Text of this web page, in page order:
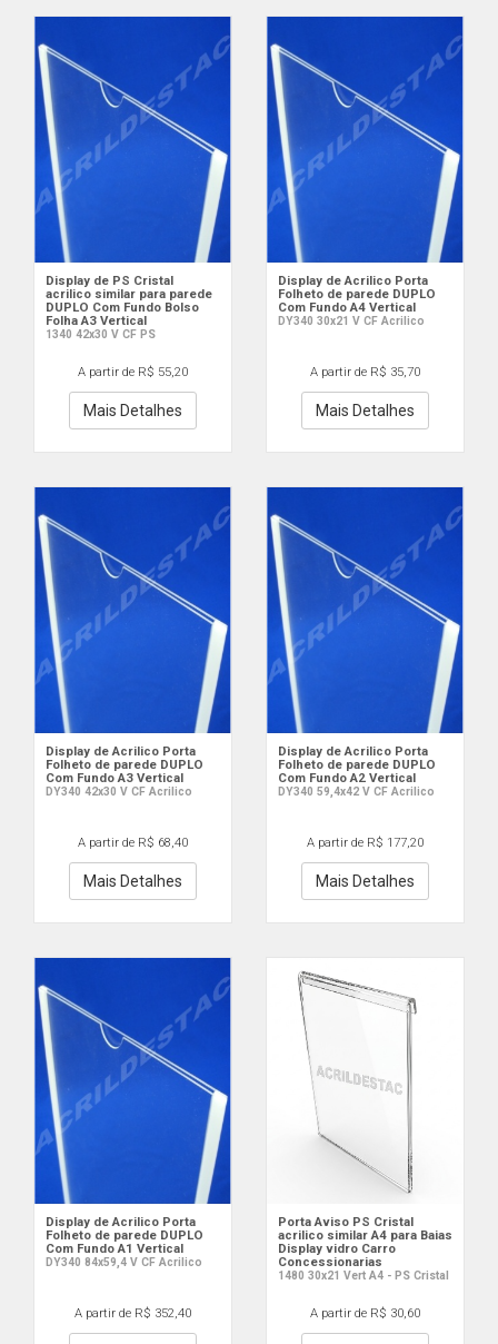
Display de PS Cristal
acrilico similar para parede
DUPLO Com Fundo Bolso
Folha A3 Vertical
1340 42x30 V CF PS
A partir de R$ 55,20
Mais Detalhes
Display de Acrilico Porta
Folheto de parede DUPLO
Com Fundo A4 Vertical
DY340 30x21 V CF Acrilico
A partir de R$ 35,70
Mais Detalhes
Display de Acrilico Porta
Folheto de parede DUPLO
Com Fundo A3 Vertical
DY340 42x30 V CF Acrilico
A partir de R$ 68,40
Mais Detalhes
Display de Acrilico Porta
Folheto de parede DUPLO
Com Fundo A2 Vertical
DY340 59,4x42 V CF Acrilico
A partir de R$ 177,20
Mais Detalhes
Display de Acrilico Porta
Folheto de parede DUPLO
Com Fundo A1 Vertical
DY340 84x59,4 V CF Acrilico
A partir de R$ 352,40
Porta Aviso PS Cristal
acrilico similar A4 para Baias
Display vidro Carro
Concessionarias
1480 30x21 Vert A4 - PS Cristal
A partir de R$ 30,60